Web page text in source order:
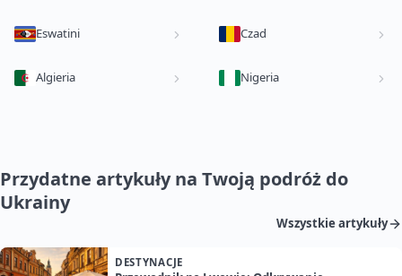
Eswatini Czad
Algieria Nigeria
Przydatne artykuły na Twoją podróż do
Ukrainy
Wszystkie artykuły
DESTYNACJE